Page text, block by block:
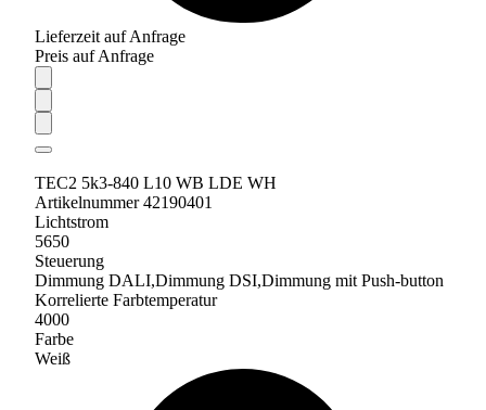
Lieferzeit auf Anfrage
Preis auf Anfrage
TEC2 5k3-840 L10 WB LDE WH
Artikelnummer 42190401
Lichtstrom
5650
Steuerung
Dimmung DALI,Dimmung DSI,Dimmung mit Push-button
Korrelierte Farbtemperatur
4000
Farbe
Weiß